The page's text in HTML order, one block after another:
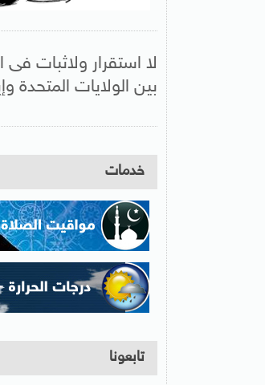
لا استقرار ولاثبات
بين الولايات المتحدة
خدمات
تابعونا